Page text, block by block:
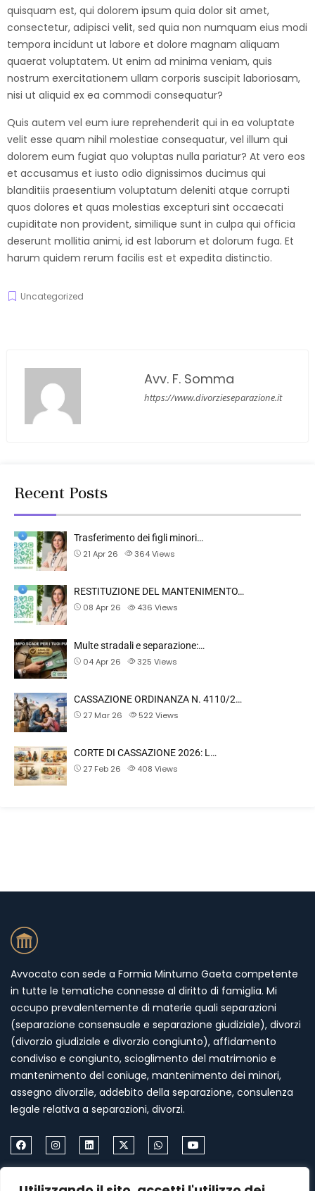
quisquam est, qui dolorem ipsum quia dolor sit amet,
consectetur, adipisci velit, sed quia non numquam eius modi
tempora incidunt ut labore et dolore magnam aliquam
quaerat voluptatem. Ut enim ad minima veniam, quis
nostrum exercitationem ullam corporis suscipit laboriosam,
nisi ut aliquid ex ea commodi consequatur?
Quis autem vel eum iure reprehenderit qui in ea voluptate
velit esse quam nihil molestiae consequatur, vel illum qui
dolorem eum fugiat quo voluptas nulla pariatur? At vero eos
et accusamus et iusto odio dignissimos ducimus qui
blanditiis praesentium voluptatum deleniti atque corrupti
quos dolores et quas molestias excepturi sint occaecati
cupiditate non provident, similique sunt in culpa qui officia
deserunt mollitia animi, id est laborum et dolorum fuga. Et
harum quidem rerum facilis est et expedita distinctio.
Uncategorized
Avv. F. Somma
https://www.divorzieseparazione.it
Recent Posts
Trasferimento dei figli minori…
21 Apr 26
364Views
RESTITUZIONE DEL MANTENIMENTO…
08 Apr 26
436 Views
Multe stradali e separazione:…
04 Apr 26
325 Views
CASSAZIONE ORDINANZA N. 4110/2…
27 Mar 26
522 Views
CORTE DI CASSAZIONE 2026: L…
27 Feb 26
408 Views
Avvocato con sede a Formia Minturno Gaeta competente
in tutte le tematiche connesse al diritto di famiglia. Mi
occupo prevalentemente di materie quali separazioni
(separazione consensuale e separazione giudiziale), divorzi
(divorzio giudiziale e divorzio congiunto), affidamento
condiviso e congiunto, scioglimento del matrimonio e
mantenimento del coniuge, mantenimento dei minori,
assegno divorzile, addebito della separazione, consulenza
legale relativa a separazioni, divorzi.